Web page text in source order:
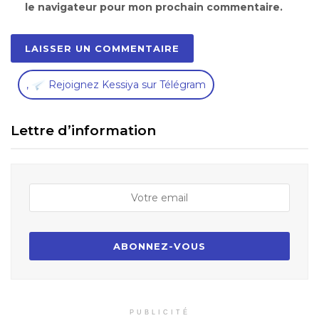
le navigateur pour mon prochain commentaire.
, Rejoignez Kessiya sur Télégram
Lettre d’information
PUBLICITÉ